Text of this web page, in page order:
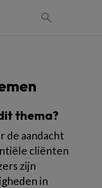
thema?
de aandacht
cliënten
zijn
in